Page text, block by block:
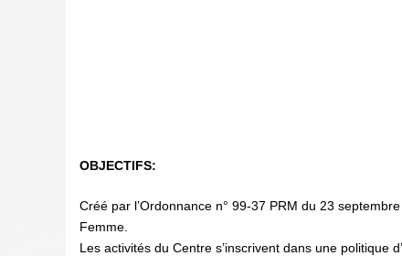
OBJECTIFS:
Créé par l’Ordonnance n° 99-37 PRM du 23
Femme.
Les activités du Centre s’inscrivent dans une politique